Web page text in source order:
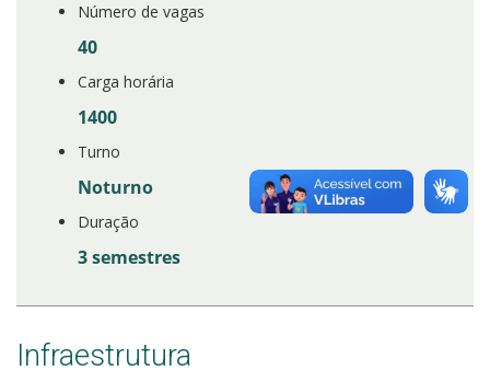
Número de vagas
40
Carga horária
1400
Turno
Noturno
Duração
3 semestres
Infraestrutura